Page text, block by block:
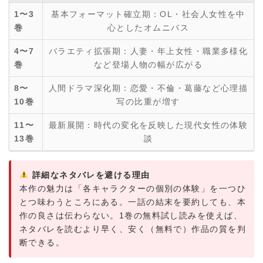
1〜3
巻
基本フォーマット確立期：OL・社会人女性を中
心としたオムニバス
4〜7
巻
バラエティ拡張期：人妻・年上女性・職業多様化
など登場人物の幅が広がる
8〜
10巻
人間ドラマ深化期：恋愛・不倫・葛藤など心理描
写の比重が増す
11〜
13巻
最新展開：時代の変化を反映した現代女性の体験
談
詳細なネタバレを避ける理由
本作の魅力は「各キャラクターの個別の体験」を一つひ
とつ味わうところにある。一話の結末を要約しても、本
作の良さは伝わらない。1巻の無料試し読みを使えば、
ネタバレを読むより早く、安く（無料で）作品の質を判
断できる。